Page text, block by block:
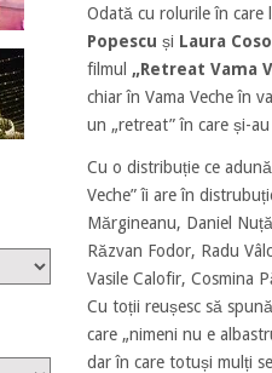
Odată cu rolurile în
Popescu și Laura
filmul „Retreat Vama
chiar în Vama Veche în
un „retreat” în care și-
Cu o distribuție ce
Veche” îi are în
Mărgineanu, Daniel
Răzvan Fodor, Radu
Vasile Calofir, Cosmina
Cu toții reușesc să
care „nimeni nu e
dar în care totuși mulți